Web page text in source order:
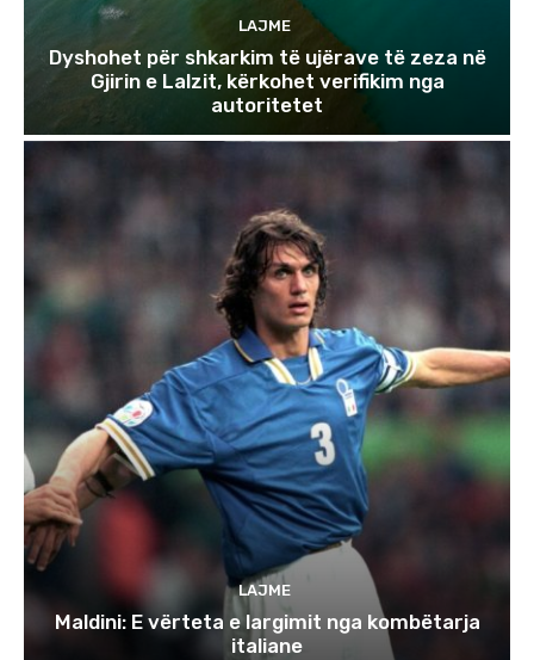
LAJME
Dyshohet për shkarkim të ujërave të zeza në
Gjirin e Lalzit, kërkohet verifikim nga
autoritetet
LAJME
Maldini: E vërteta e largimit nga kombëtarja
italiane